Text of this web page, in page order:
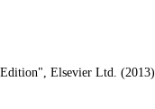
Elsevier Ltd. (2013).